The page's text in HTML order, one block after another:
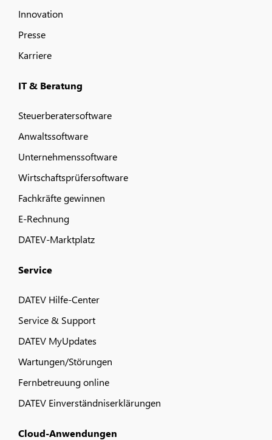
Innovation
Presse
Karriere
IT & Beratung
Steuerberatersoftware
Anwaltssoftware
Unternehmenssoftware
Wirtschaftsprüfersoftware
Fachkräfte gewinnen
E-Rechnung
DATEV-Marktplatz
Service
DATEV Hilfe-Center
Service & Support
DATEV MyUpdates
Wartungen/Störungen
Fernbetreuung online
DATEV Einverständniserklärungen
Cloud-Anwendungen